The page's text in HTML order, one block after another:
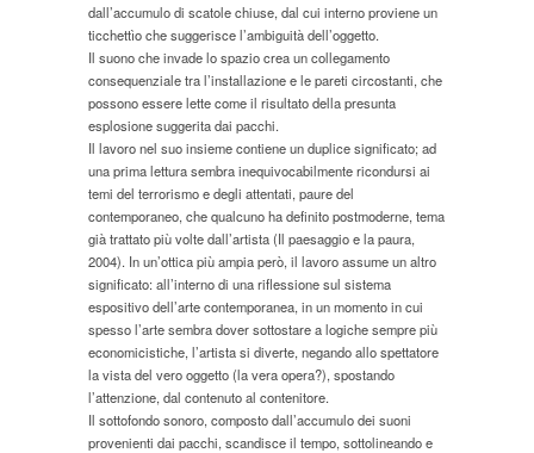
dall’accumulo di scatole chiuse, dal cui interno proviene un
ticchettìo che suggerisce l’ambiguità dell’oggetto.
Il suono che invade lo spazio crea un collegamento
consequenziale tra l’installazione e le pareti circostanti, che
possono essere lette come il risultato della presunta
esplosione suggerita dai pacchi.
Il lavoro nel suo insieme contiene un duplice significato; ad
una prima lettura sembra inequivocabilmente ricondursi ai
temi del terrorismo e degli attentati, paure del
contemporaneo, che qualcuno ha definito postmoderne, tema
già trattato più volte dall’artista (Il paesaggio e la paura,
2004). In un’ottica più ampia però, il lavoro assume un altro
significato: all’interno di una riflessione sul sistema
espositivo dell’arte contemporanea, in un momento in cui
spesso l’arte sembra dover sottostare a logiche sempre più
economicistiche, l’artista si diverte, negando allo spettatore
la vista del vero oggetto (la vera opera?), spostando
l’attenzione, dal contenuto al contenitore.
Il sottofondo sonoro, composto dall’accumulo dei suoni
provenienti dai pacchi, scandisce il tempo, sottolineando e